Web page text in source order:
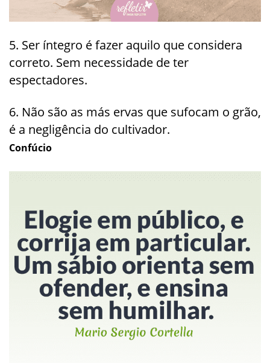
5. Ser íntegro é fazer aquilo que considera
correto. Sem necessidade de ter
espectadores.
6. Não são as más ervas que sufocam o grão,
é a negligência do cultivador.
Confúcio